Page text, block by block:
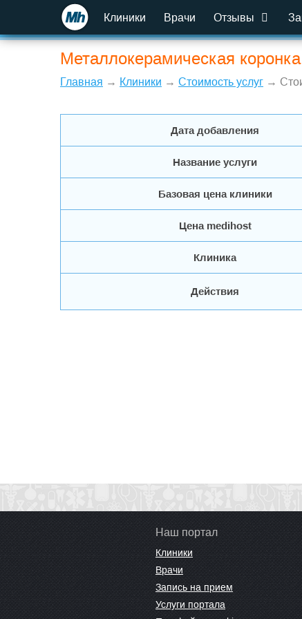
Клиники Врачи Отзывы
Металлокерамическая
Главная → Клиники → Стоимость услуг →
Дата добавления
Название услуги
Базовая цена клиники
Цена medihost
Клиника
Действия
Наш портал
Клиники
Врачи
Запись на прием
Услуги портала